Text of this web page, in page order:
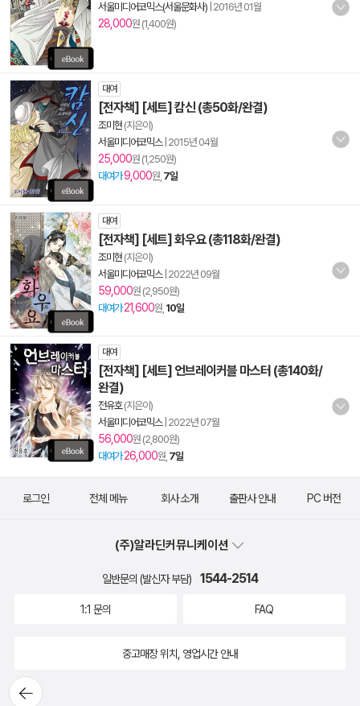
서울미디어코믹스(서울문화사) 2016년 01월
28,000원 (1,400원)
대여
[전자책] [세트] 캄신 (총50화/완결)
조미현 (지은이)
서울미디어코믹스| 2015년 04월
25,000원 (1,250원)
대여가9,000원, 7일
대여
[전자책] [세트] 화우요 (총118화/완결)
조미현 (지은이)
서울미디어코믹스| 2022년 09월
59,000원 (2,950원)
대여가 21,600원, 10일
대여
[전자책] [세트] 언브레이커블 마스터 (총140화/
완결)
전유호(지은이)
서울미디어코믹스| 2022년 07월
56,000원 (2,800원)
대여가 26,000원, 7일
뒤로가
로그인 전체 메뉴 회사 소개 출판사 안내 PC 버전
(주)알라딘커뮤니케이션
일반문의 (발신자 부담) 1544-2514
1:1 문의 FAQ
중고매장 위치, 영업시간 안내